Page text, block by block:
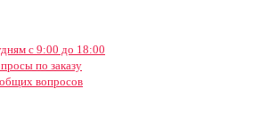
с 9:00 до 18:00
по заказу
вопросов